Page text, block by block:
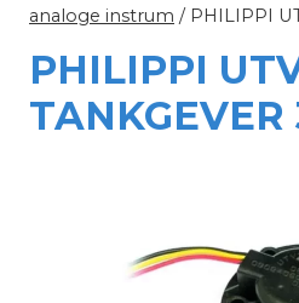
analoge instrum / PHILIPPI
PHILIPPI